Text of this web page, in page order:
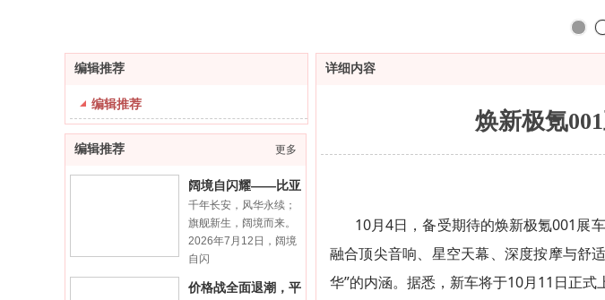
编辑推荐
编辑推荐
编辑推荐 更多
阔境自闪耀——比亚
迪海洋网海豹08上
市品
千年长安，风华永续；
旗舰新生，阔境而来。
2026年7月12日，阔境
自闪
价格战全面退潮，平
详细内容
焕新极氪
10月4日，备受期待的焕新极氪001展
融合顶尖音响、星空天幕、深度按摩与舒
华”的内涵。据悉，新车将于10月11日正式